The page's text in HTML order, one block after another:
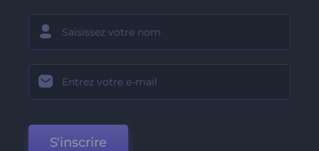
S'inscrire